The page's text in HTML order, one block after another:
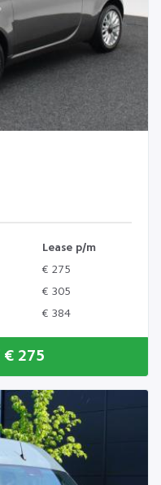
Lease p/m
€ 275
€ 305
€ 384
€ 275